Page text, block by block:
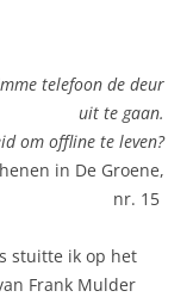
telefoon de deur
uit te gaan.
om offline te leven?
in De Groene,
nr. 15
stuitte ik op het
Frank Mulder